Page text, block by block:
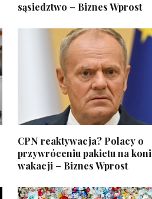
sąsiedztwo – Biznes Wprost
CPN reaktywacja? Polacy o
przywróceniu pakietu na
wakacji – Biznes Wprost